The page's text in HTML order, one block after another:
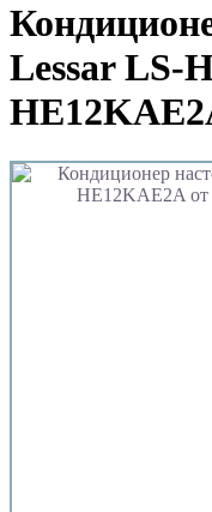
Lessar LS-